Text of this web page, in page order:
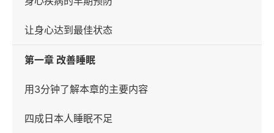
让身心达到最佳状态
第一章 改善睡眠
用3分钟了解本章的主要内容
四成日本人睡眠不足